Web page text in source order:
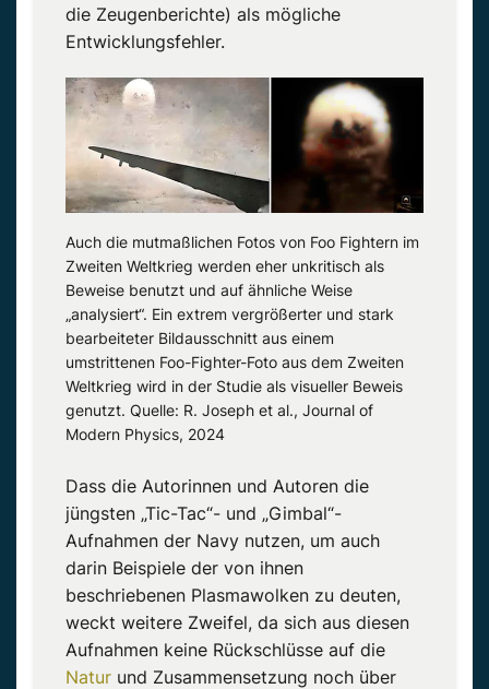
die Zeugenberichte) als mögliche
Entwicklungsfehler.
Auch die mutmaßlichen Fotos von Foo Fightern im
Zweiten Weltkrieg werden eher unkritisch als
Beweise benutzt und auf ähnliche Weise
„analysiert“. Ein extrem vergrößerter und stark
bearbeiteter Bildausschnitt aus einem
umstrittenen Foo-Fighter-Foto aus dem Zweiten
Weltkrieg wird in der Studie als visueller Beweis
genutzt. Quelle: R. Joseph et al., Journal of
Modern Physics, 2024
Dass die Autorinnen und Autoren die
jüngsten „Tic-Tac“- und „Gimbal“-
Aufnahmen der Navy nutzen, um auch
darin Beispiele der von ihnen
beschriebenen Plasmawolken zu deuten,
weckt weitere Zweifel, da sich aus diesen
Aufnahmen keine Rückschlüsse auf die
Natur und Zusammensetzung noch über